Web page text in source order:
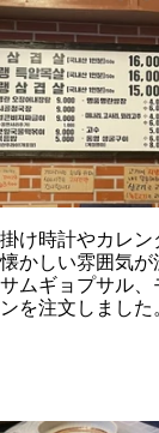
け時計やカレ
かしい雰囲気
ムギョプサル
を注文しました